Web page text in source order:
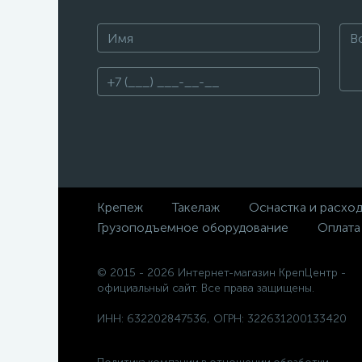
Крепеж Такелаж Оснастка и
Грузоподъемное оборудование
© 2015 - 2026 Интернет-магазин КрепЦентр -
официальный сайт. Все права защищены.
ИНН: 632202847536, ОГРН: 322631200133420